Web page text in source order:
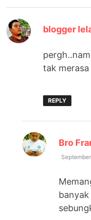
blogger
tak
REPLY
Bro